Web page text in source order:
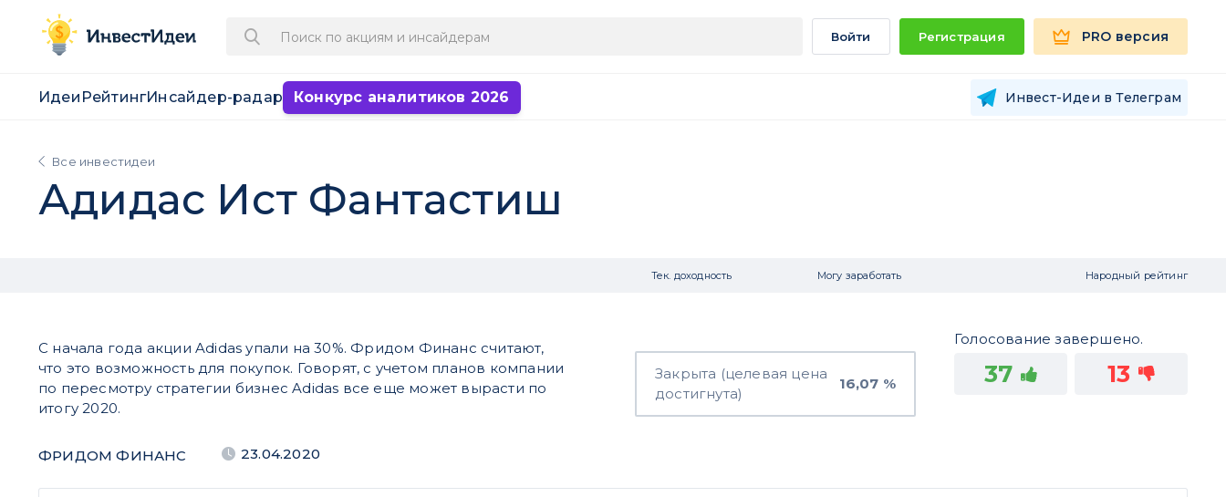
Войти Регистрация PRO версия
Идеи РейтингИнсайдер-радар Конкурс аналитиков 2026 Инвест-Идеи в Телеграм
Все инвестидеи
Адидас Ист Фантастиш
Тек. доходность Могу заработать Народный рейтинг
С начала года акции Adidas упали на 30%. Фридом Финанс считают,
что это возможность для покупок. Говорят, с учетом планов компании
по пересмотру стратегии бизнес Adidas все еще может вырасти по
итогу 2020.
Закрыта (целевая цена
достигнута)
16,07 %
Голосование завершено.
37 13
ФРИДОМ ФИНАНС 23.04.2020